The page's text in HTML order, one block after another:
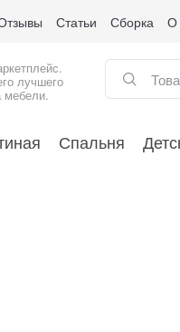
Статьи Сборка О
лучшего
мебели.
Спальня